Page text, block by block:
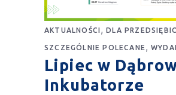
AKTUALNOŚCI ,DLA
SZCZEGÓLNIE POLECANE ,
Lipiec w
Inkubatorze